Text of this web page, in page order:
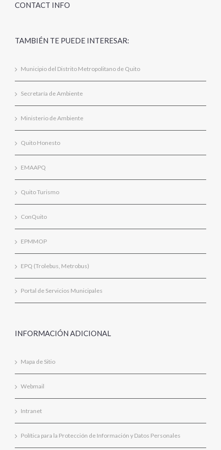
CONTACT INFO
TAMBIÉN TE PUEDE INTERESAR:
Municipio del Distrito Metropolitano de Quito
Secretaría de Ambiente
Ministerio de Ambiente
Quito Honesto
EMAAPQ
Quito Turismo
ConQuito
EPMMOP
EPQ (Trolebus, Metrobus)
Portal de Servicios Municipales
INFORMACIÓN ADICIONAL
Mapa de Sitio
Webmail
Intranet
Política para la Protección de Información y Datos Personales